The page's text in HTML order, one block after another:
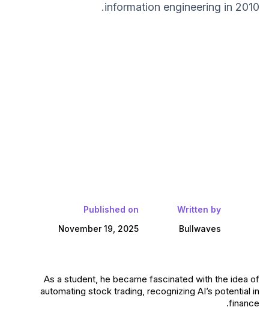
information engineering in 2010.
Written by
Bullwaves
Published on
November 19, 2025
As a student, he became fascinated with the idea of
automating stock trading, recognizing AI’s potential in
finance.